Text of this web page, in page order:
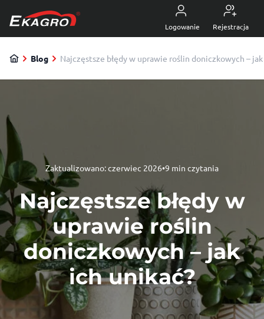
Logowanie Rejestracja
5.0 z 4470 opinii
Blog Najczęstsze błędy w uprawie roślin doniczkowych –
Zaktualizowano:czerwiec 2026•9 min czytania
Najczęstsze błędy w
uprawie roślin
doniczkowych – jak
ich unikać?